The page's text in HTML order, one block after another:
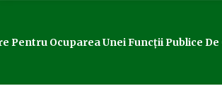
Pentru Ocuparea Unei Funcții